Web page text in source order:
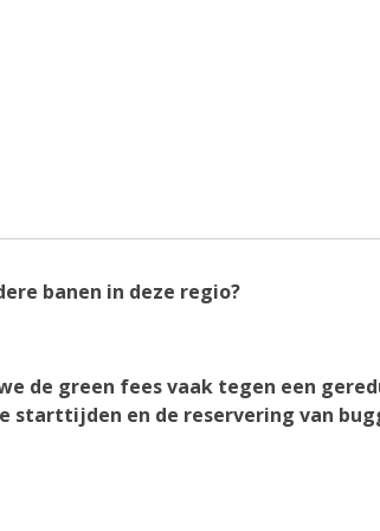
banen in deze regio?
de green fees vaak tegen een
starttijden en de reservering van